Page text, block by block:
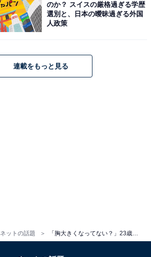
ネットの話題 「胸大きくなってない？」23歳ギャルモデル・伊藤桃々、ランジェリー姿で谷間あらわに！ 「神」「プリンセス」
のか？ スイスの厳格過ぎる学歴
選別と、日本の曖昧過ぎる外国
人政策
連載をもっと見る